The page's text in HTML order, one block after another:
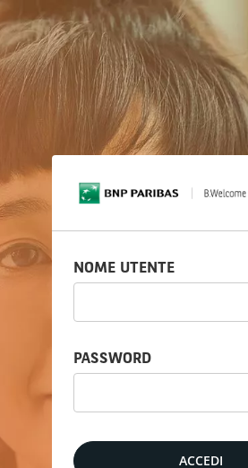
Accesso
NOME UTENTE
PASSWORD
ACCEDI